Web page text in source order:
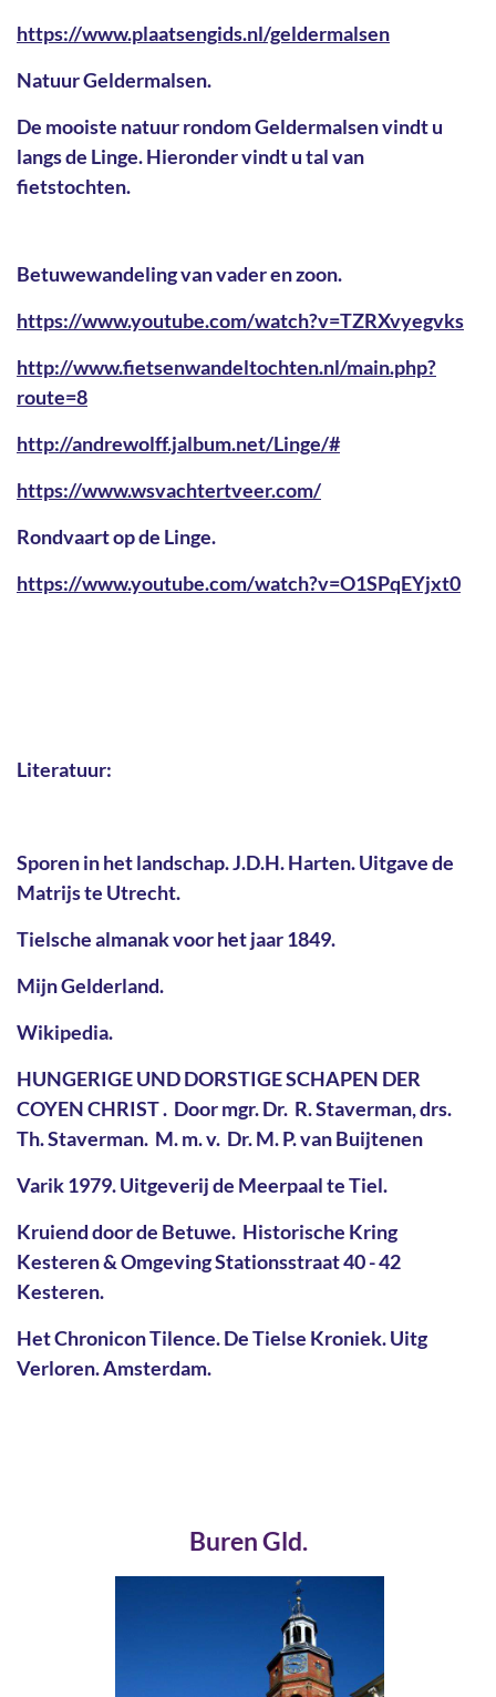
https://www.plaatsengids.nl/geldermalsen
Natuur Geldermalsen.
De mooiste natuur rondom Geldermalsen vindt u
langs de Linge. Hieronder vindt u tal van
fietstochten.
Betuwewandeling van vader en zoon.
https://www.youtube.com/watch?v=TZRXvyegvks
http://www.fietsenwandeltochten.nl/main.php?
route=8
http://andrewolff.jalbum.net/Linge/#
https://www.wsvachtertveer.com/
Rondvaart op de Linge.
https://www.youtube.com/watch?v=O1SPqEYjxt0
Literatuur:
Sporen in het landschap. J.D.H. Harten. Uitgave de
Matrijs te Utrecht.
Tielsche almanak voor het jaar 1849.
Mijn Gelderland.
Wikipedia.
HUNGERIGE UND DORSTIGE SCHAPEN DER
COYEN CHRIST . Door mgr. Dr. R. Staverman, drs.
Th. Staverman. M. m. v. Dr. M. P. van Buijtenen
Varik 1979. Uitgeverij de Meerpaal te Tiel.
Kruiend door de Betuwe. Historische Kring
Kesteren & Omgeving Stationsstraat 40 - 42
Kesteren.
Het Chronicon Tilence. De Tielse Kroniek. Uitg
Verloren. Amsterdam.
Buren Gld.